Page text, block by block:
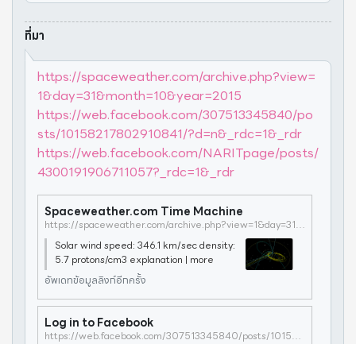
ที่มา
https://spaceweather.com/archive.php?view=
1&day=31&month=10&year=2015
https://web.facebook.com/307513345840/po
sts/10158217802910841/?d=n&_rdc=1&_rdr
https://web.facebook.com/NARITpage/posts/
4300191906711057?_rdc=1&_rdr
Spaceweather.com Time Machine
https://spaceweather.com/archive.php?view=1&day=31&month=10&year=2015
Solar wind speed: 346.1 km/sec density:
5.7 protons/cm3 explanation | more
อัพเดทข้อมูลลิงก์อีกครั้ง
Log in to Facebook
https://web.facebook.com/307513345840/posts/10158217802910841/?d=n&_rdc=1&_rdr